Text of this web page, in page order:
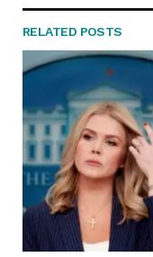
RELATED POSTS